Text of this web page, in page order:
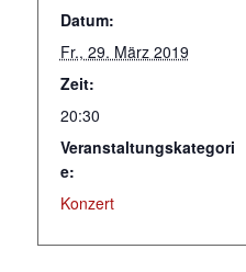
Datum:
Fr., 29. März 2019
Zeit:
20:30
Veranstaltungskategori
e:
Konzert